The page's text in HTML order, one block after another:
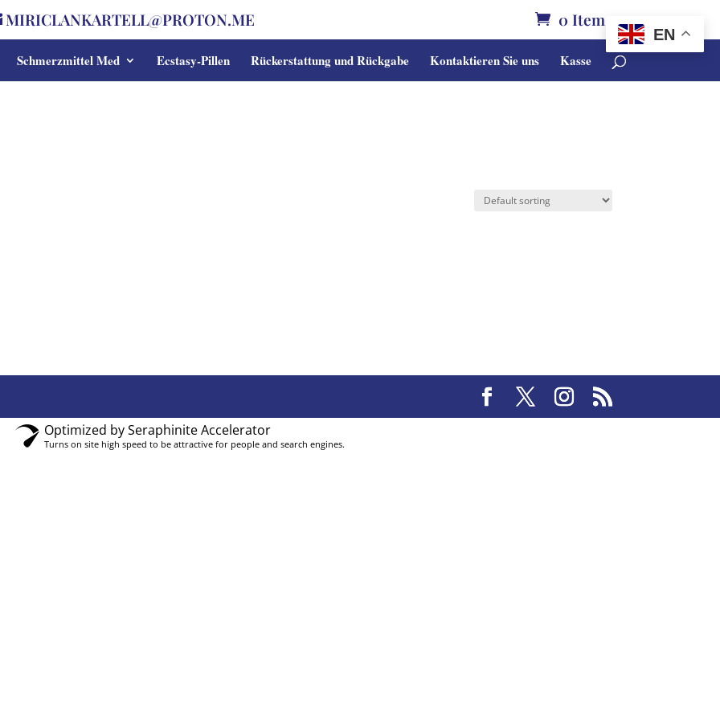
MIRICLANKARTELL@PROTON.ME 0 Items
Schmerzmittel Med Ecstasy-Pillen Rückerstattung und Rückgabe Kontaktieren Sie uns Kasse
EN
Optimized by Seraphinite Accelerator
Turns on site high speed to be attractive for people and search engines.